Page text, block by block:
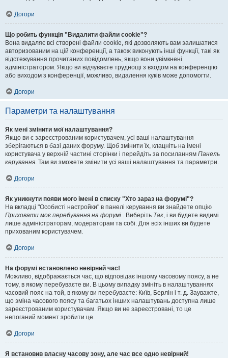
Догори
Що робить функція "Видалити файли cookie"?
Вона видаляє всі створені файли cookie, які дозволяють вам залишатися
авторизованим на цій конференції, а також виконують інші функції, такі як
відстежування прочитаних повідомлень, якщо вони увімкнені
адміністратором. Якщо ви відчуваєте труднощі з входом на конференцію
або виходом з конференції, можливо, видалення куків може допомогти.
Догори
Параметри та налаштування
Як мені змінити мої налаштування?
Якщо ви є зареєстрованим користувачем, усі ваші налаштування
зберігаються в базі даних форуму. Щоб змінити їх, клацніть на імені
користувача у верхній частині сторінки і перейдіть за посиланням Панель
керування. Там ви зможете змінити усі ваші налаштування та параметри.
Догори
Як уникнути появи мого імені в списку "Хто зараз на форумі"?
На вкладці "Особисті настройки" в панелі керування ви знайдете опцію
Приховати моє перебування на форумі . Виберіть Так, і ви будете видимі
лише адміністраторам, модераторам та собі. Для всіх інших ви будете
прихованим користувачем.
Догори
На форумі встановлено невірний час!
Можливо, відображається час, що відповідає іншому часовому поясу, а не
тому, в якому перебуваєте ви. В цьому випадку змініть в налаштуваннях
часовий пояс на той, в якому ви перебуваєте: Київ, Берлін і т. д. Зауважте,
що зміна часового поясу та багатьох інших налаштувань доступна лише
зареєстрованим користувачам. Якщо ви не зареєстровані, то це
непоганий момент зробити це.
Догори
Я встановив власну часову зону, але час все одно невірний!